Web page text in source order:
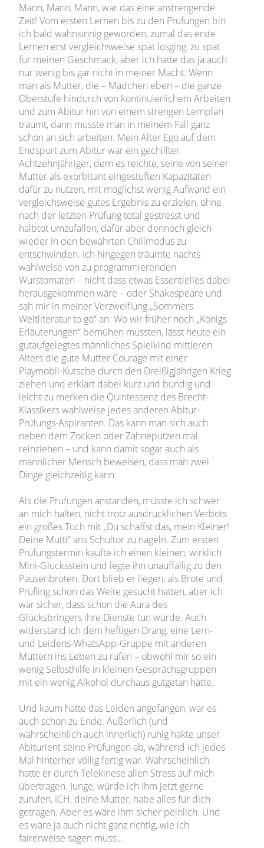
Mann, Mann, Mann, war das eine anstrengende
Zeit! Vom ersten Lernen bis zu den Prüfungen bin
ich bald wahnsinnig geworden, zumal das erste
Lernen erst vergleichsweise spät losging, zu spät
für meinen Geschmack, aber ich hatte das ja auch
nur wenig bis gar nicht in meiner Macht. Wenn
man als Mutter, die – Mädchen eben – die ganze
Oberstufe hindurch von kontinuierlichem Arbeiten
und zum Abitur hin von einem strengen Lernplan
träumt, dann musste man in meinem Fall ganz
schön an sich arbeiten. Mein Alter Ego auf dem
Endspurt zum Abitur war ein gechillter
Achtzehnjähriger, dem es reichte, seine von seiner
Mutter als exorbitant eingestuften Kapazitäten
dafür zu nutzen, mit möglichst wenig Aufwand ein
vergleichsweise gutes Ergebnis zu erzielen, ohne
nach der letzten Prüfung total gestresst und
halbtot umzufallen, dafür aber dennoch gleich
wieder in den bewährten Chillmodus zu
entschwinden. Ich hingegen träumte nachts
wahlweise von zu programmierenden
Wurstomaten – nicht dass etwas Essentielles dabei
herausgekommen wäre – oder Shakespeare und
sah mir in meiner Verzweiflung „Sommers
Weltliteratur to go“ an. Wo wir früher noch „Königs
Erläuterungen“ bemühen mussten, lässt heute ein
gutaufgelegtes männliches Spielkind mittleren
Alters die gute Mutter Courage mit einer
Playmobil-Kutsche durch den Dreißigjährigen Krieg
ziehen und erklärt dabei kurz und bündig und
leicht zu merken die Quintessenz des Brecht-
Klassikers wahlweise jedes anderen Abitur-
Prüfungs-Aspiranten. Das kann man sich auch
neben dem Zocken oder Zähneputzen mal
reinziehen – und kann damit sogar auch als
männlicher Mensch beweisen, dass man zwei
Dinge gleichzeitig kann.
Als die Prüfungen anstanden, musste ich schwer
an mich halten, nicht trotz ausdrücklichen Verbots
ein großes Tuch mit „Du schaffst das, mein Kleiner!
Deine Mutti“ ans Schultor zu nageln. Zum ersten
Prüfungstermin kaufte ich einen kleinen, wirklich
Mini-Glücksstein und legte ihn unauffällig zu den
Pausenbroten. Dort blieb er liegen, als Brote und
Prüfling schon das Weite gesucht hatten, aber ich
war sicher, dass schon die Aura des
Glücksbringers ihre Dienste tun würde. Auch
widerstand ich dem heftigen Drang, eine Lern-
und Leidens-WhatsApp-Gruppe mit anderen
Müttern ins Leben zu rufen – obwohl mir so ein
wenig Selbsthilfe in kleinen Gesprächsgruppen
mit ein wenig Alkohol durchaus gutgetan hätte.
Und kaum hatte das Leiden angefangen, war es
auch schon zu Ende. Äußerlich (und
wahrscheinlich auch innerlich) ruhig hakte unser
Abiturient seine Prüfungen ab, während ich jedes
Mal hinterher völlig fertig war. Wahrscheinlich
hatte er durch Telekinese allen Stress auf mich
übertragen. Junge, würde ich ihm jetzt gerne
zurufen, ICH, deine Mutter, habe alles für dich
getragen. Aber es wäre ihm sicher peinlich. Und
es wäre ja auch nicht ganz richtig, wie ich
fairerweise sagen muss…